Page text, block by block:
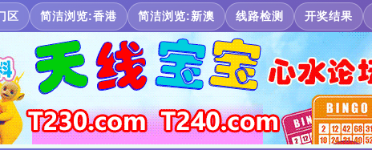
区 简洁浏览:香港 简洁浏览:新澳 线路检测 开奖结果